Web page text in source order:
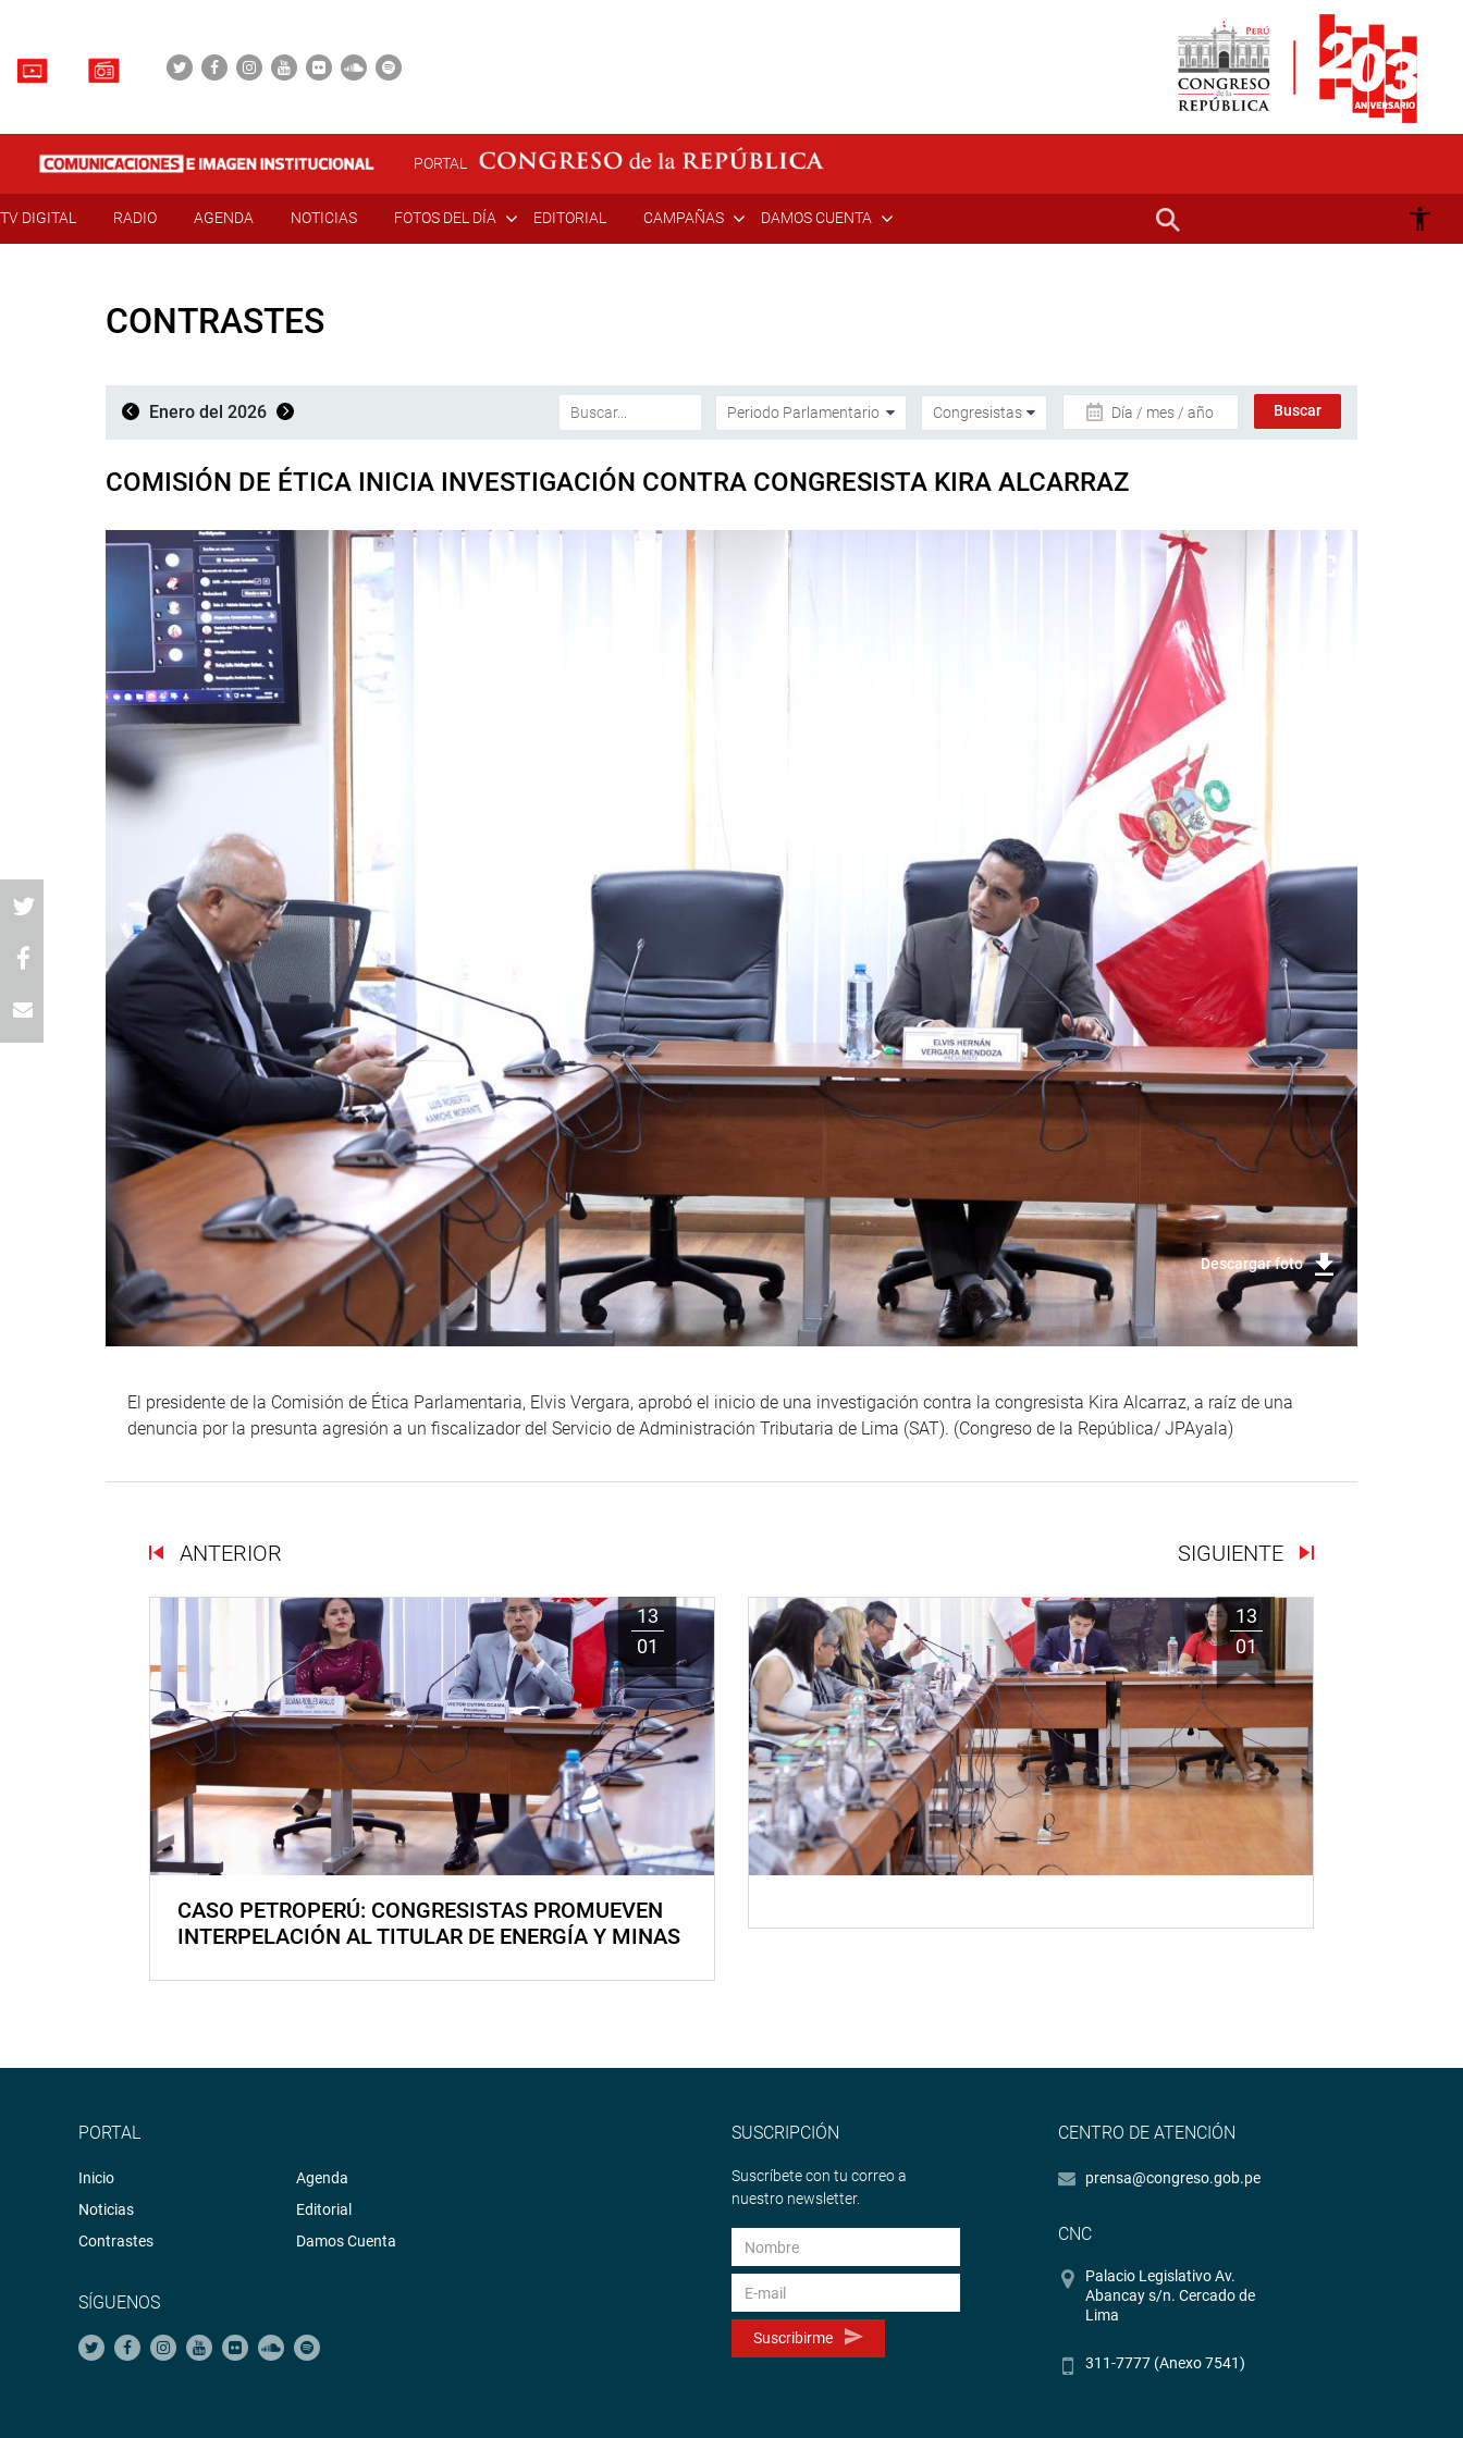
PORTAL
TV DIGITAL RADIO AGENDA NOTICIAS FOTOS DEL DÍA EDITORIAL CAMPAÑAS DAMOS CUENTA
CONTRASTES
Enero del 2026 Día / mes / año
COMISIÓN DE ÉTICA INICIA INVESTIGACIÓN CONTRA CONGRESISTA KIRA ALCARRAZ
Descargar foto
El presidente de la Comisión de Ética Parlamentaria, Elvis Vergara, aprobó el inicio de una investigación contra la congresista Kira Alcarraz, a raíz de una
denuncia por la presunta agresión a un fiscalizador del Servicio de Administración Tributaria de Lima (SAT). (Congreso de la República/ JPAyala)
ANTERIOR SIGUIENTE
13
01
CASO PETROPERÚ: CONGRESISTAS PROMUEVEN
INTERPELACIÓN AL TITULAR DE ENERGÍA Y MINAS
13
01
PORTAL
Inicio
Noticias
Contrastes
Agenda
Editorial
Damos Cuenta
SÍGUENOS
SUSCRIPCIÓN
Suscríbete con tu correo a
nuestro newsletter.
Suscribirme
CENTRO DE ATENCIÓN
prensa@congreso.gob.pe
CNC
Palacio Legislativo Av.
Abancay s/n. Cercado de
Lima
311-7777 (Anexo 7541)